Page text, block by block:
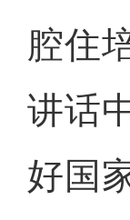
腔住
讲话
好国